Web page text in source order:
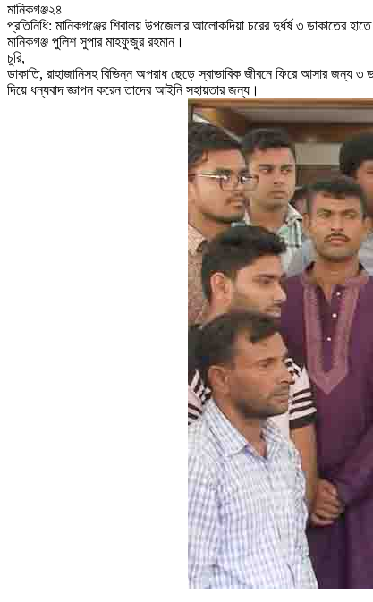
মানিকগঞ্জ২৪
প্রতিনিধি: মানিকগঞ্জের শিবালয় উপজেলার আলোকদিয়া চরের দুর্ধর্ষ ৩ ডাকাতের
মানিকগঞ্জ পুলিশ সুপার মাহফুজুর রহমান।
চুরি,
ডাকাতি, রাহাজানিসহ বিভিন্ন অপরাধ ছেড়ে স্বাভাবিক জীবনে ফিরে আসার জন্য
দিয়ে ধন্যবাদ জ্ঞাপন করেন তাদের আইনি সহায়তার জন্য।